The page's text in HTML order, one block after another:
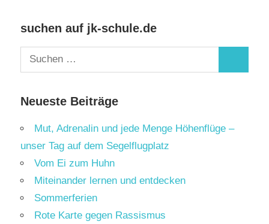
suchen auf jk-schule.de
Suchen
nach:
Neueste Beiträge
Mut, Adrenalin und jede Menge Höhenflüge –
unser Tag auf dem Segelflugplatz
Vom Ei zum Huhn
Miteinander lernen und entdecken
Sommerferien
Rote Karte gegen Rassismus